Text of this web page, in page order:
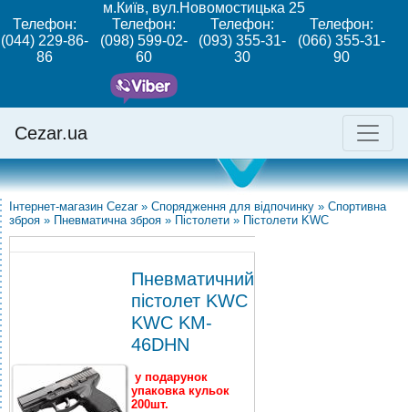
м.Київ, вул.Новомостицька 25
Телефон:
(044) 229-86-
86
Телефон:
(098) 599-02-
60
Телефон:
(093) 355-31-
30
Телефон:
(066) 355-31-
90
Cezar.ua
Інтернет-магазин Cezar » Спорядження для відпочинку » Спортивна
зброя » Пневматична зброя » Пістолети » Пістолети KWC
Пневматичний
пістолет KWC
KWC KM-
46DHN
у подарунок
упаковка кульок
200шт.